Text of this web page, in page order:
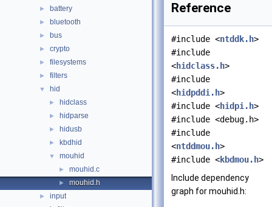
► battery
► bluetooth
► bus
► crypto
► filesystems
► filters
▼ hid
► hidclass
► hidparse
► hidusb
► kbdhid
▼ mouhid
► mouhid.c
► mouhid.h
► input
Reference
#include <ntddk.h>
#include
<hidclass.h>
#include
<hidpddi.h>
#include <hidpi.h>
#include <debug.h>
#include
<ntddmou.h>
#include <kbdmou.h>
Include dependency
graph for mouhid.h: